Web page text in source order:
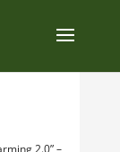
2.0” –